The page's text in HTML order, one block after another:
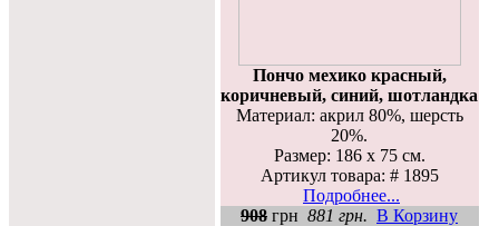
Пончо мехико красный,
коричневый, синий, шотландка
Материал: акрил 80%, шерсть
20%.
Размер: 186 х 75 см.
Артикул товара: # 1895
Подробнее...
908 грн 881 грн. В Корзину